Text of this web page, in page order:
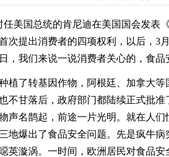
美国总统的肯尼迪在美国国会发表
次提出消费者的四项权利，以后，3
，我们来说一说消费者关心的，食品
了转基因作物，阿根廷、加拿大等
不甘落后，政府部门都陆续正式批
声名鹊起，前途一片光明。就在人
地爆出了食品安全问题。先是疯牛
英漩涡。一时间，欧洲居民对食品